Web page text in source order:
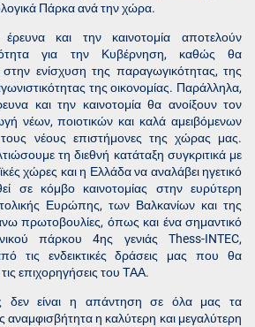
Πάρκα ανά την χώρα.
και την καινοτομία αποτελούν
για την Κυβέρνηση, καθώς θα
ενίσχυση της παραγωγικότητας, της
της οικονομίας. Παράλληλα,
και την καινοτομία θα ανοίξουν τον
νέων, ποιοτικών και καλά αμειβόμενων
νέους επιστήμονες της χώρας μας.
τη διεθνή κατάταξη συγκριτικά με
χώρες και η Ελλάδα να αναλάβει ηγετικό
σε κόμβο καινοτομίας στην ευρύτερη
Ευρώπης, των Βαλκανίων και της
πρωτοβουλίες, όπως και ένα σημαντικό
πάρκου 4ης γενιάς Thess-INTEC,
τις ενδεικτικές δράσεις μας που θα
επιχορηγήσεις του ΤΑΑ.
δεν είναι η απάντηση σε όλα μας τα
αναμφισβήτητα η καλύτερη και μεγαλύτερη